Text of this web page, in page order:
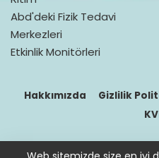
Abd'deki Fizik Tedavi
Merkezleri
Etkinlik Monitörleri
Hakkımızda
Gizlilik